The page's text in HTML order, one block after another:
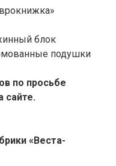
блок
подушки
по просьбе
сайте.
«Веста-